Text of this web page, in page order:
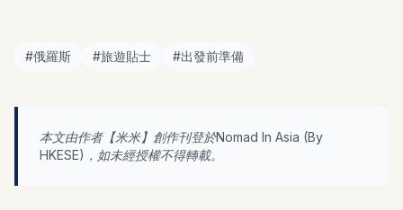
#俄羅斯 #旅遊貼士 #出發前準備
本文由作者【米米】創作刊登於Nomad In Asia (By
HKESE)，如未經授權不得轉載。